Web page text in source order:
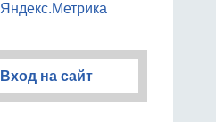
Вход на сайт